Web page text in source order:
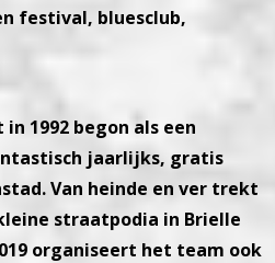
festival, bluesclub,
in 1992 begon als een
jaarlijks, gratis
Van heinde en ver trekt
straatpodia in Brielle
organiseert het team ook